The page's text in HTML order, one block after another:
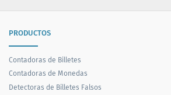
PRODUCTOS
Contadoras de Billetes
Contadoras de Monedas
Detectoras de Billetes Falsos